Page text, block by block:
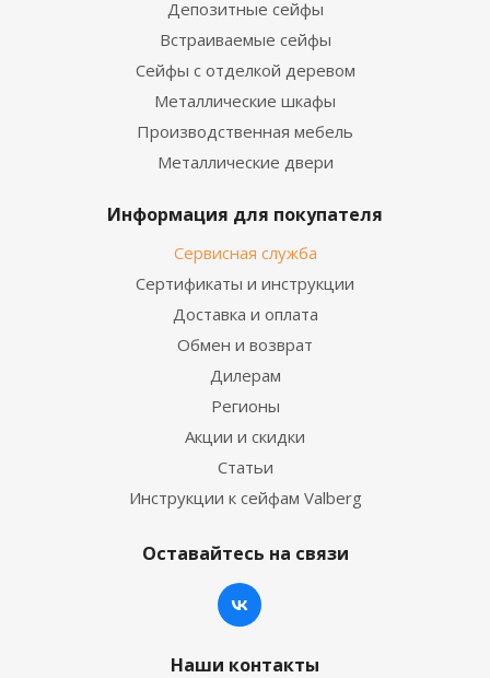
Депозитные сейфы
Встраиваемые сейфы
Сейфы с отделкой деревом
Металлические шкафы
Производственная мебель
Металлические двери
Информация для покупателя
Сервисная служба
Сертификаты и инструкции
Доставка и оплата
Обмен и возврат
Дилерам
Регионы
Акции и скидки
Статьи
Инструкции к сейфам Valberg
Оставайтесь на связи
Наши контакты